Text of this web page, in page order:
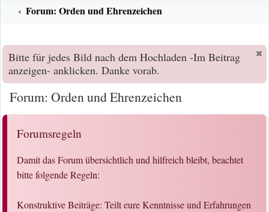
Forum: Orden und Ehrenzeichen
Bitte für jedes Bild nach dem Hochladen -Im Beitrag
anzeigen- anklicken. Danke vorab.
Forum: Orden und Ehrenzeichen
Forumsregeln
Damit das Forum übersichtlich und hilfreich bleibt, beachtet
bitte folgende Regeln:
Konstruktive Beiträge: Teilt eure Kenntnisse und Erfahrungen